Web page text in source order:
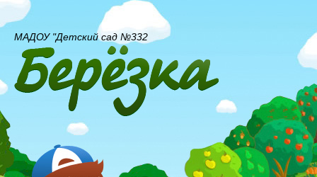
МАДОУ "Детский сад №332